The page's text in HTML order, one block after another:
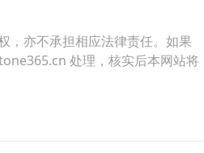
，亦不承担相应法律责任。如果
处理，核实后本网站将